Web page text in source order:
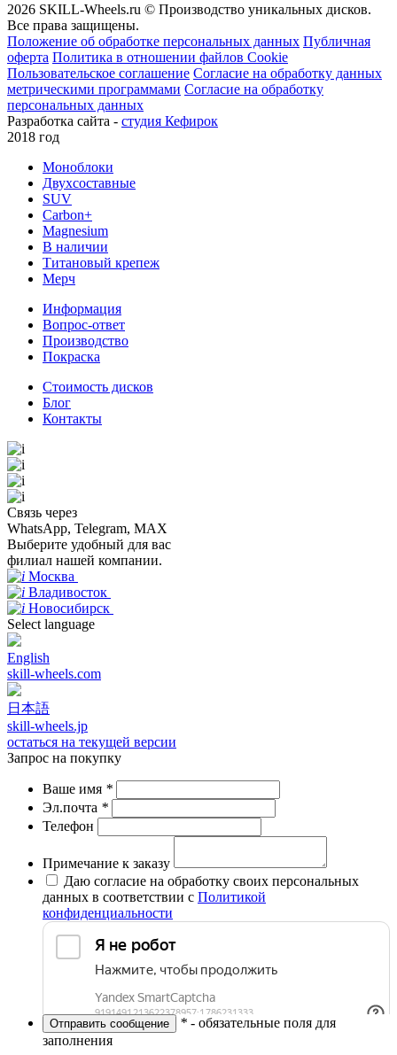
2026 SKILL-Wheels.ru © Производство уникальных дисков.
Все права защищены.
Положение об обработке персональных данных Публичная
оферта Политика в отношении файлов Cookie
Пользовательское соглашение Согласие на обработку данных
метрическими программами Согласие на обработку
персональных данных
Разработка сайта - студия Кефирок
2018 год
Моноблоки
Двухсоставные
SUV
Carbon+
Magnesium
В наличии
Титановый крепеж
Мерч
Информация
Вопрос-ответ
Производство
Покраска
Стоимость дисков
Блог
Контакты
Связь через
WhatsApp, Telegram, MAX
Выберите удобный для вас
филиал нашей компании.
Москва
Владивосток
Новосибирск
Select language
English
skill-wheels.com
日本語
skill-wheels.jp
остаться на текущей версии
Запрос на покупку
Ваше имя *
Эл.почта *
Телефон
Примечание к заказу
Даю согласие на обработку своих персональных
данных в соответствии с Политикой
конфиденциальности
* - обязательные поля для
заполнения